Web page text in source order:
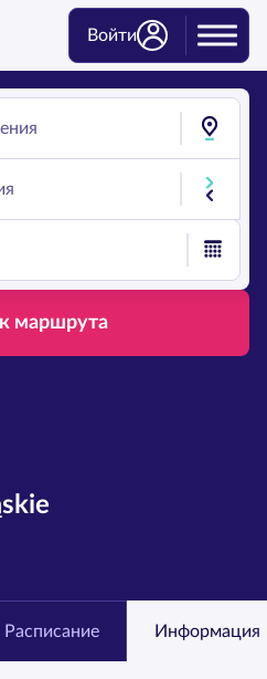
Войти
маршрута
Расписание Информация